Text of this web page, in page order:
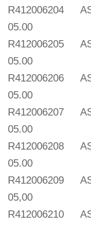
R412006204
05.00
R412006205
05.00
R412006206
05.00
R412006207
05.00
R412006208
05.00
R412006209
05,00
R412006210